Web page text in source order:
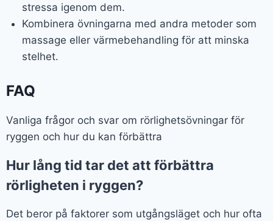
stressa igenom dem.
Kombinera övningarna med andra metoder som
massage eller värmebehandling för att minska
stelhet.
FAQ
Vanliga frågor och svar om rörlighetsövningar för
ryggen och hur du kan förbättra
Hur lång tid tar det att förbättra
rörligheten i ryggen?
Det beror på faktorer som utgångsläget och hur ofta